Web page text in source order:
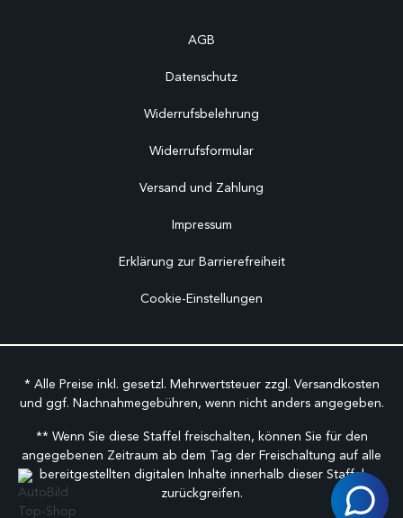
AGB
Datenschutz
Widerrufsbelehrung
Widerrufsformular
Versand und Zahlung
Impressum
Erklärung zur Barrierefreiheit
Cookie-Einstellungen
* Alle Preise inkl. gesetzl. Mehrwertsteuer zzgl. Versandkosten
und ggf. Nachnahmegebühren, wenn nicht anders angegeben.
** Wenn Sie diese Staffel freischalten, können Sie für den
angegebenen Zeitraum ab dem Tag der Freischaltung auf alle
bereitgestellten digitalen Inhalte innerhalb dieser Staffel
zurückgreifen.